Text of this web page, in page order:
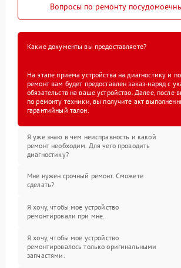
Вопросы по ремонту
Какие документы вы предоставляете?
На этапе приема устройства на диагностику и
ремонт вам будет предоставлен заказ-наряд с
обязательств на ваше устройство. Далее, после
по ремонту техники, вы получите акт
гарантийный талон.
Я уже знаю в чем неисправность и какой
ремонт необходим. Для чего проводить
диагностику?
Мне нужен срочный ремонт. Сможете
сделать?
Я хочу, чтобы мое устройство
ремонтировали при мне.
Я хочу, чтобы мое устройство
ремонтировалось только оригинальными
запчастями.